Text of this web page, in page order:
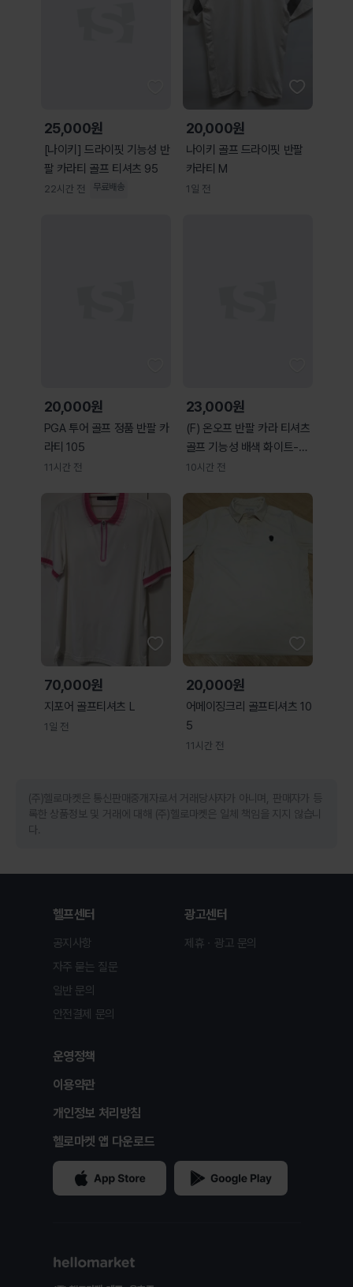
25,000원
[나이키] 드라이핏 기능성 반
팔 카라티 골프 티셔츠 95
22시간 전 무료배송
20,000원
나이키 골프 드라이핏 반팔
카라티 M
1일 전
20,000원
PGA 투어 골프 정품 반팔 카
라티 105
11시간 전
23,000원
(F) 온오프 반팔 카라 티셔츠
골프 기능성 배색 화이트-H
36573
10시간 전
70,000원
지포어 골프티셔츠 L
1일 전
20,000원
어메이징크리 골프티셔츠 10
5
11시간 전
(주)헬로마켓은 통신판매중개자로서 거래당사자가 아니며, 판매자가 등
록한 상품정보 및 거래에 대해 (주)헬로마켓은 일체 책임을 지지 않습니
다.
헬프센터
공지사항
자주 묻는 질문
일반 문의
안전결제 문의
광고센터
제휴ㆍ광고 문의
운영정책
이용약관
개인정보 처리방침
헬로마켓 앱 다운로드